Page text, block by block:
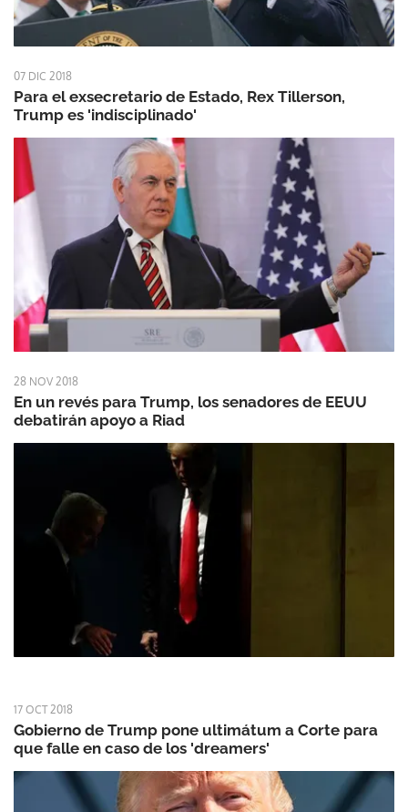
07 DIC 2018
Para el exsecretario de Estado, Rex Tillerson,
Trump es 'indisciplinado'
28 NOV 2018
En un revés para Trump, los senadores de EEUU
debatirán apoyo a Riad
17 OCT 2018
Gobierno de Trump pone ultimátum a Corte para
que falle en caso de los 'dreamers'